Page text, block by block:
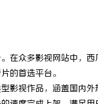
在众多影视网站中，
的首选平台。
影视作品，涵盖国内